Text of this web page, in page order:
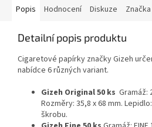
Popis Hodnocení Diskuze Značka
Detailní popis produktu
Cigaretové papírky značky Gizeh
nabídce 6 různých variant.
Gizeh Original 50 ks Gramáž:
Rozměry: 35,8 x 68 mm.
škrobu.